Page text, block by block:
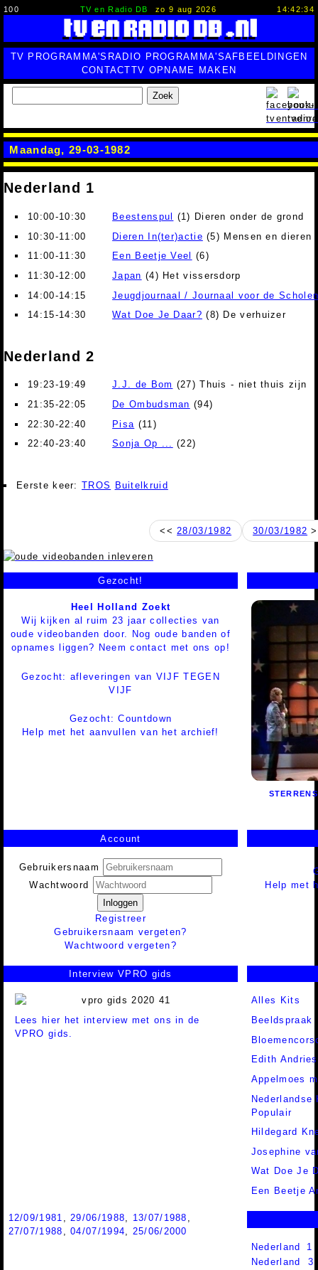
100 TV en Radio DB zo 9 aug 2026 14:42:35
TV PROGRAMMA'S RADIO PROGRAMMA'SAFBEELDINGEN
CONTACTTV OPNAME MAKEN
Zoek
Maandag, 29-03-1982
Nederland 1
10:00-10:30 Beestenspul
(1) Dieren onder de grond
10:30-11:00
Dieren In(ter)actie (5) Mensen en dieren
11:00-11:30
Een Beetje Veel
(6)
11:30-12:00
Japan (4) Het vissersdorp
14:00-14:15
Jeugdjournaal / Journaal voor de
14:15-14:30
Wat Doe Je Daar? (8) De verhuizer
Nederland 2
19:23-19:49 J.J. de Bom (27) Thuis - niet thuis zijn
21:35-22:05
De Ombudsman (94)
22:30-22:40
Pisa (11)
22:40-23:40
Sonja Op ... (22)
Eerste keer:TROS Buitelkruid
<<28/03/1982 30/03/1982
Gezocht!
Heel Holland Zoekt
Wij kijken al ruim 23 jaar collecties van
oude videobanden door. Nog oude banden of
opnames liggen? Neem contact met ons op!
Gezocht: afleveringen van VIJF TEGEN
VIJF
Gezocht: Countdown
Help met het aanvullen van het archief!
Account
Gebruikersnaam
Wachtwoord
Inloggen
Registreer
Gebruikersnaam vergeten?
Wachtwoord vergeten?
Help met
Interview VPRO gids
Lees hier het interview met ons in de
VPRO gids.
Alles Kits
Beeldspraak
Edith
Appelmoes
Populair
Hildegard
Josephine
Wat Doe Je
Een Beetje
12/09/1981 ,29/06/1988, 13/07/1988 ,
27/07/1988 ,04/07/1994, 25/06/2000
Nederland 1
Nederland